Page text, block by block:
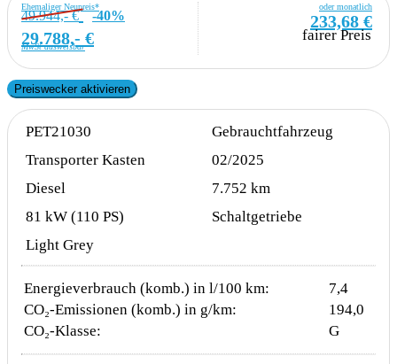
Ehemaliger Neupreis*
49.944,- € -40%
29.788,- €
MwSt ausweisbar
oder monatlich
233,68 €
fairer Preis
Preiswecker aktivieren
PET21030
Gebrauchtfahrzeug
Transporter Kasten
02/2025
Diesel
7.752 km
81 kW (110 PS)
Schaltgetriebe
Light Grey
Energieverbrauch (komb.) in l/100 km:
7,4
CO₂-Emissionen (komb.) in g/km:
194,0
CO₂-Klasse:
G